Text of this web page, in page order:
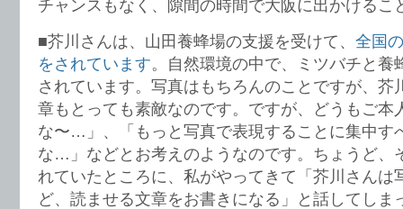
チャンスもなく、隙間の時間で大阪に出かけるこ
■芥川さんは、山田養蜂場の支援を受けて、 全国
をされています。自然環境の中で、ミツバチと養
されています。写真はもちろんのことですが、芥
章もとっても素敵なのです。ですが、どうもご本
な〜…」、「もっと写真で表現することに集中す
な…」などとお考えのようなのです。ちょうど、
れていたところに、私がやってきて「芥川さんは
ど、読ませる文章をお書きになる」と話してし